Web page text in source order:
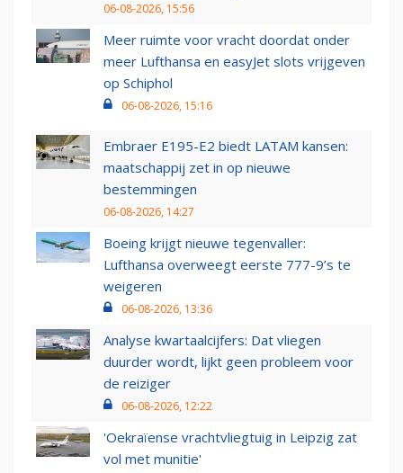
06-08-2026, 15:56
Meer ruimte voor vracht doordat onder
meer Lufthansa en easyJet slots vrijgeven
op Schiphol
06-08-2026, 15:16
Embraer E195-E2 biedt LATAM kansen:
maatschappij zet in op nieuwe
bestemmingen
06-08-2026, 14:27
Boeing krijgt nieuwe tegenvaller:
Lufthansa overweegt eerste 777-9’s te
weigeren
06-08-2026, 13:36
Analyse kwartaalcijfers: Dat vliegen
duurder wordt, lijkt geen probleem voor
de reiziger
06-08-2026, 12:22
'Oekraïense vrachtvliegtuig in Leipzig zat
vol met munitie'